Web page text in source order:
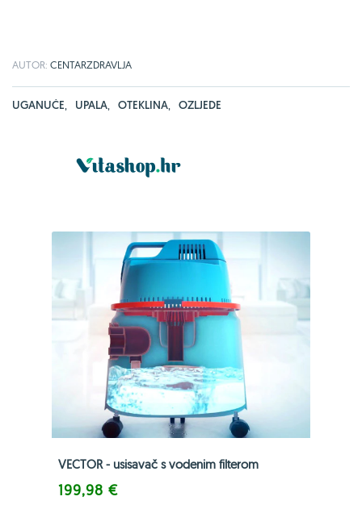
AUTOR: CENTARZDRAVLJA
UGANUĆE, UPALA, OTEKLINA, OZLJEDE
VECTOR - usisavač s vodenim filterom
199,98 €